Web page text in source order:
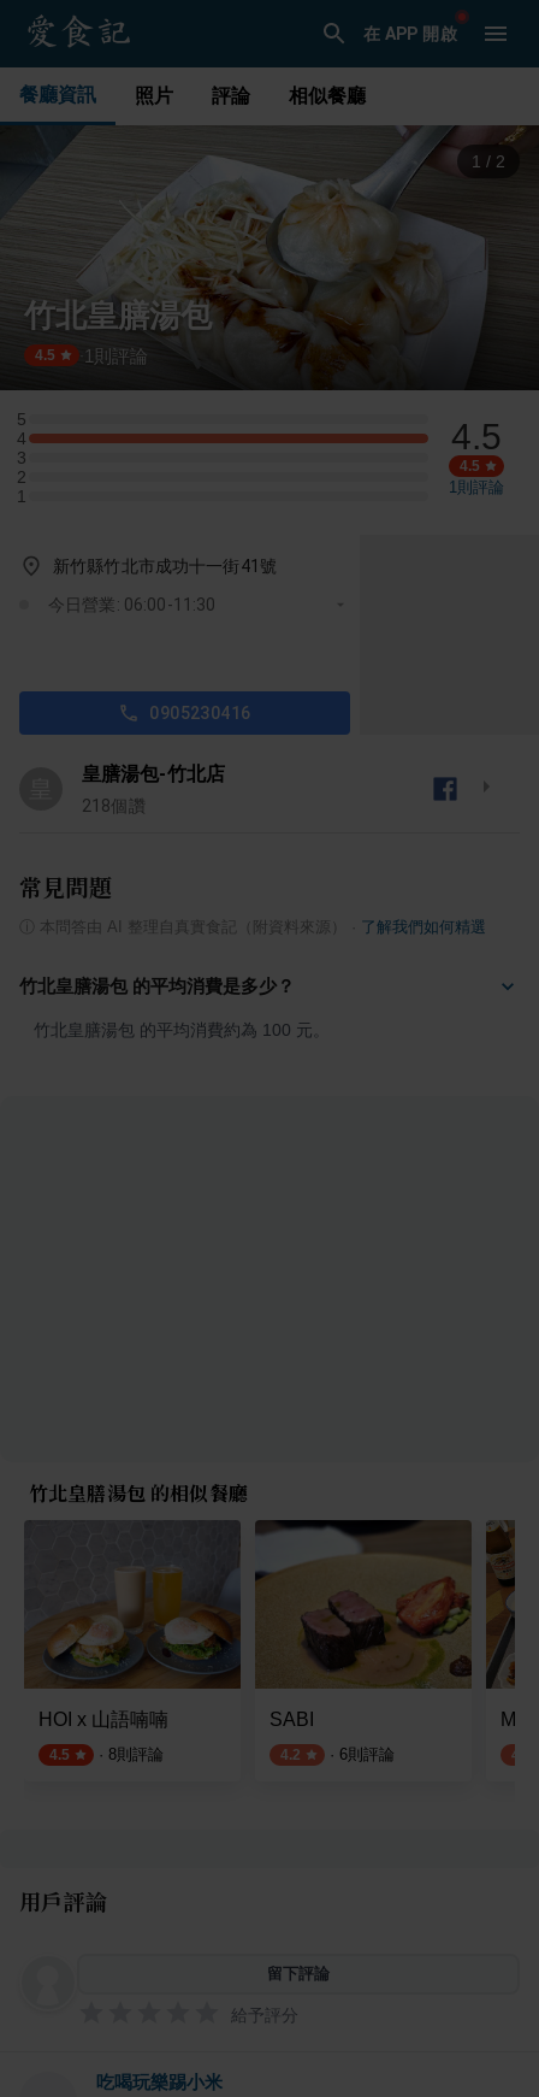
在 APP 開啟
餐廳資訊 照片 評論 相似餐廳
1 / 2
竹北皇膳湯包
4.5 · 1 則評論
5
5 星：0 則評論
4
4 星：1 則評論
3
3 星：0 則評論
2
2 星：0 則評論
1
1 星：0 則評論
4.5
4.5
1則評論
新竹縣竹北市成功十一街41號
今日營業: 06:00-11:30
0905230416
皇膳湯包-竹北店
218個讚
常見問題
本問答由 AI 整理自真實食記（附資料來源） 了解我們如何精選
竹北皇膳湯包 的平均消費是多少？
竹北皇膳湯包 的平均消費約為 100 元。
竹北皇膳湯包 的相似餐廳
HOI x 山語喃喃
4.5 · 8則評論
SABI
4.2 · 6則評論 4.0
用戶評論
留下評論
給予評分
吃喝玩樂踢小米